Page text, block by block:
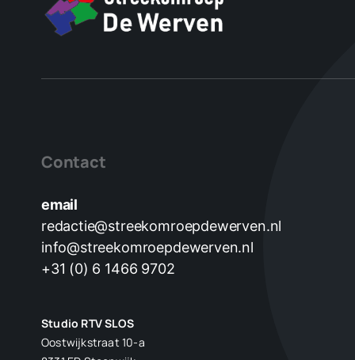
Contact
email
redactie@streekomroepdewerven.nl
info@streekomroepdewerven.nl
+31 (0) 6 1466 9702
Studio RTV SLOS
Oostwijkstraat 10-a